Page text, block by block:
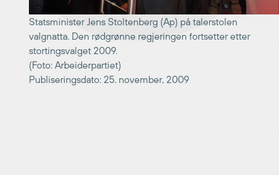
Statsminister Jens Stoltenberg (Ap) på talerstolen
valgnatta. Den rødgrønne regjeringen fortsetter etter
stortingsvalget 2009.
(Foto: Arbeiderpartiet)
Publiseringsdato: 25. november, 2009